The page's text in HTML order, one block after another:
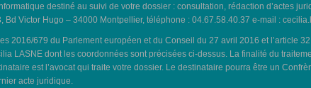
destiné au suivi de votre dossier : consultation, rédaction d’actes
Victor Hugo – 34000 Montpellier, téléphone : 04.67.58.40.37 e-mail :
2016/679 du Parlement européen et du Conseil du 27 avril 2016 et l’article
LASNE dont les coordonnées sont précisées ci-dessus. La finalité du
est l’avocat qui traite votre dossier. Le destinataire pourra être un
acte juridique.